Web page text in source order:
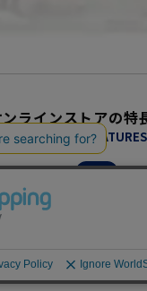
ンラインストアの特
STORE FEATURES
特別サイズも
お
会
使える。店舗
ントの相互利
げで